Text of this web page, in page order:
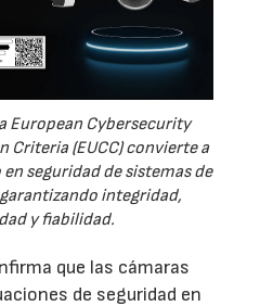
European Cybersecurity
Criteria (EUCC) convierte a
seguridad de sistemas de
integridad,
y fiabilidad.
que las cámaras
de seguridad en